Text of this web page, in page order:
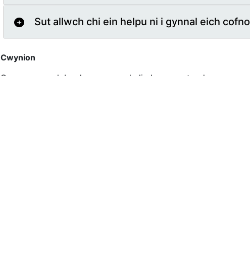
Sut allwch chi ein helpu ni i gynnal eich
Cwynion
Os oes gennych bryderon neu ymholiadau am sut rydym yn